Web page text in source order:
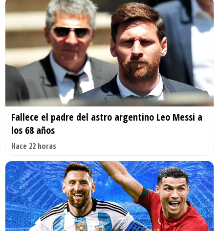
Fallece el padre del astro argentino Leo Messi a
los 68 años
Hace 22 horas